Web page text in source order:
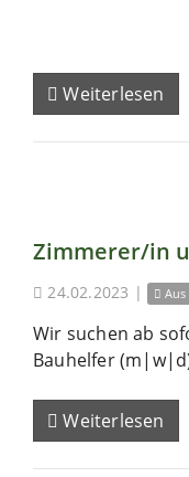
Weiterlesen
Zimmerer/in
24.02.2023 |
Wir suchen ab
Bauhelfer
Weiterlesen